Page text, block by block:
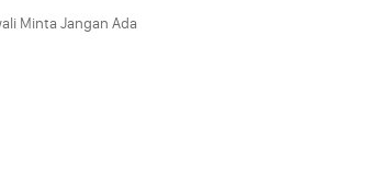
Minta Jangan Ada